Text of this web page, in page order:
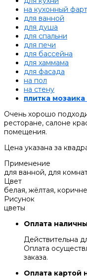
на кухонный
для ванной
для душа
для спальни
для печи
для бассейна
для хаммама
для фасада
на пол
на стену
плитка мозаика
Очень хорошо
ресторане, салоне
помещения.
Цена указана за
Применение
для ванной, для
Цвет
белая, жёлтая,
Рисунок
цветы
Оплата
Действительна
Оплата
заказа.
Оплата картой